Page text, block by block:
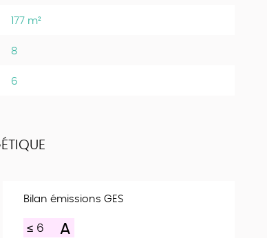
177 m²
8
6
Bilan émissions GES
A
≤ 6